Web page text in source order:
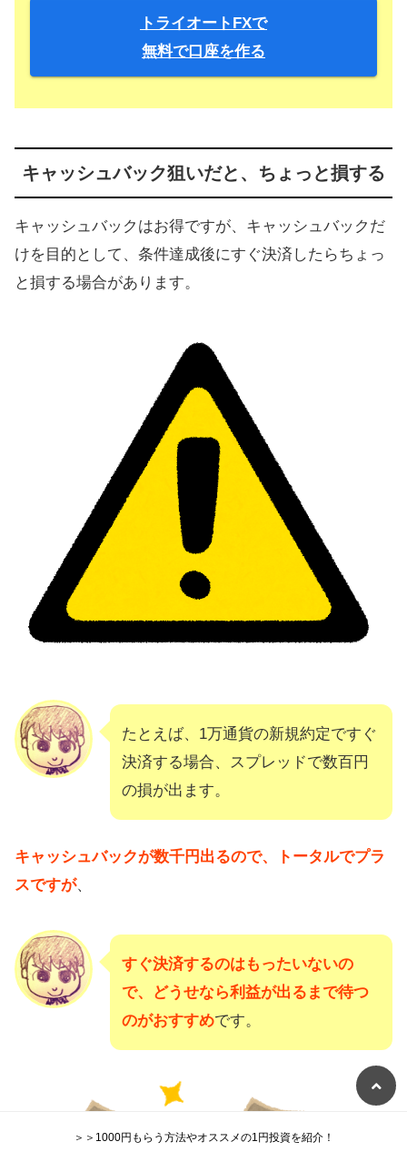
トライオートFXで
無料で口座を作る
キャッシュバック狙いだと、ちょっと損する
キャッシュバックはお得ですが、キャッシュバックだ
けを目的として、条件達成後にすぐ決済したらちょっ
と損する場合があります。
たとえば、1万通貨の新規約定ですぐ
決済する場合、スプレッドで数百円
の損が出ます。
キャッシュバックが数千円出るので、トータルでプラ
スですが、
すぐ決済するのはもったいないの
で、どうせなら利益が出るまで待つ
のがおすすめです。
＞＞1000円もらう方法やオススメの1円投資を紹介！